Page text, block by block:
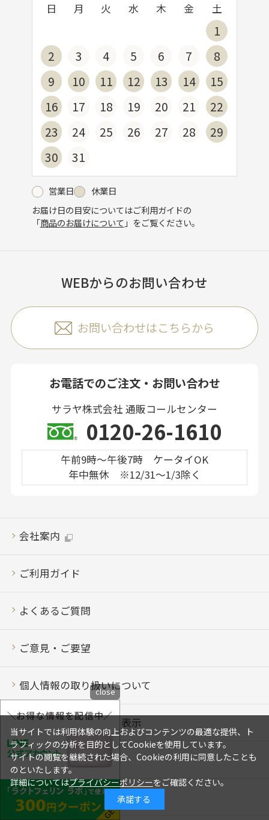
日 月 火 水 木 金 土
1
2
3 4 5 6 7
8
9
10 11 12 13 14
15
16
17 18 19 20 21
22
23
24 25 26 27 28
29
30
31
営業日
休業日
お届け日の目安についてはご利用ガイドの
「商品のお届けについて 」をご覧ください。
WEBからのお問い合わせ
お問い合わせはこちらから
お電話でのご注文・お問い合わせ
サラヤ株式会社 通販コールセンター
0120-26-1610
午前9時～午後7時 ケータイOK
年中無休 ※12/31～1/3除く
会社案内
ご利用ガイド
よくあるご質問
ご意見・ご要望
個人情報の取り扱いについて
特定商取引法に基づく表示
利用規約
お問い合わせ
当サイトでは利用体験の向上およびコンテンツの最適な提供、ト
ラフィックの分析を目的としてCookieを使用しています。
サイトの閲覧を継続された場合、Cookieの利用に同意したことも
のといたします。
詳細についてはプライバシーポリシーをご確認ください。
承諾する
close